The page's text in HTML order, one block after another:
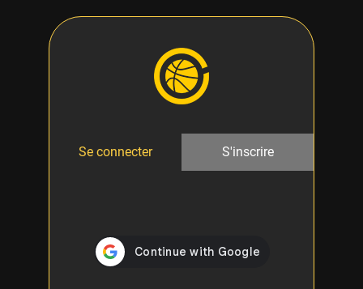
Se connecter S'inscrire